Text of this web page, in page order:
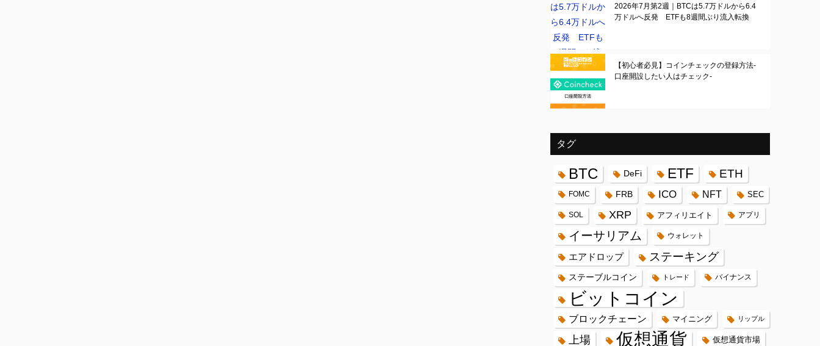
2026年7月第2週｜BTCは5.7万ドルから6.4
万ドルへ反発 ETFも8週間ぶり流入転換
【初心者必見】コインチェックの登録方法-
口座開設したい人はチェック-
タグ
BTC DeFi ETF ETH
FOMC FRB ICO NFT SEC
SOL XRP アフィリエイト アプリ
イーサリアム ウォレット
エアドロップ ステーキング
ステーブルコイン トレード バイナンス
ビットコイン
ブロックチェーン マイニング リップル
上場 仮想通貨 仮想通貨市場